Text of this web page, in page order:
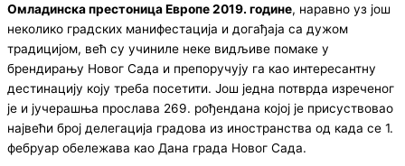
Омладинска престоница Европе 2019. године, наравно уз још
неколико градских манифестација и догађаја са дужом
традицијом, већ су учиниле неке видљиве помаке у
брендирању Новог Сада и препоручују га као интересантну
дестинацију коју треба посетити. Још једна потврда изреченог
је и јучерашња прослава 269. рођендана којој је присуствовао
највећи број делегација градова из иностранства од када се 1.
фебруар обележава као Дана града Новог Сада.